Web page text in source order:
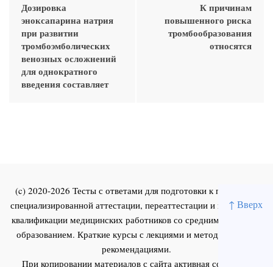
↑ Вверх
Дозировка
эноксапарина натрия
при развитии
тромбоэмболических
венозных осложнений
для однократного
введения составляет
К причинам
повышенного риска
тромбообразования
относятся
(c) 2020-2026 Тесты с ответами для подготовки к первичной
специализированной аттестации, переаттестации и повышения
квалификации медицинских работников со средним и высшим
образованием. Краткие курсы с лекциями и методическими
рекомендациями.
При копировании материалов с сайта активная ссылка на